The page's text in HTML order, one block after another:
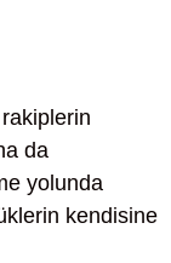
rakiplerin
da
yolunda
kendisine